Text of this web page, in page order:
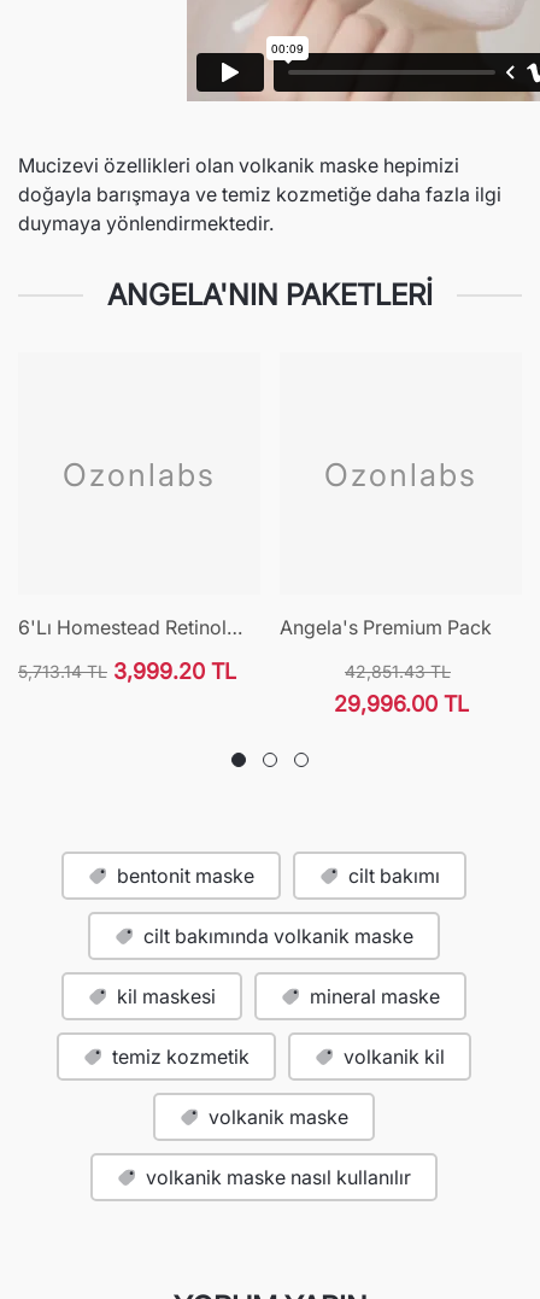
Mucizevi özellikleri olan volkanik maske hepimizi
doğayla barışmaya ve temiz kozmetiğe daha fazla ilgi
duymaya yönlendirmektedir.
ANGELA'NIN PAKETLERI
Ozonlabs
6'lı Homestead Retinol
R0.05% Cilt Bakım Serumu
5,713.14 TL 3,999.20 TL
Ozonlabs
Angela's Premium Pack
Normal
42,851.43 TL
İndirimli
29,996.00 TL
bentonit maske cilt bakımı
cilt bakımında volkanik maske
kil maskesi mineral maske
temiz kozmetik volkanik kil
volkanik maske
volkanik maske nasıl kullanılır